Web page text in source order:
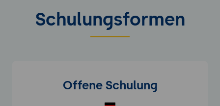
Schulungsformen
Offene Schulung